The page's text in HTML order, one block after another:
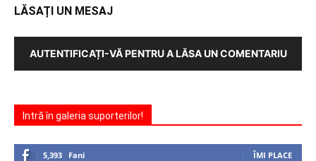
LĂSAȚI UN MESAJ
AUTENTIFICAȚI-VĂ PENTRU A LĂSA UN COMENTARIU
Intră în galeria suporterilor!
5,393 Fani ÎMI PLACE